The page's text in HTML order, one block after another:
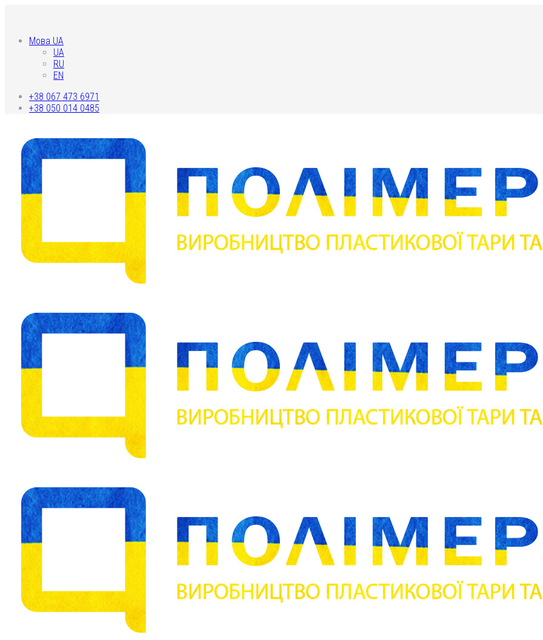
Мова UA
UA
RU
EN
+38 067 473 6971
+38 050 014 0485